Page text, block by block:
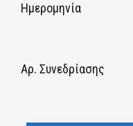
Ημερομηνία
Αρ. Συνεδρίασης